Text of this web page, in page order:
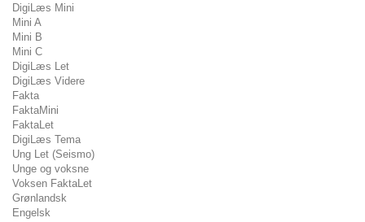
DigiLæs Mini
Mini A
Mini B
Mini C
DigiLæs Let
DigiLæs Videre
Fakta
FaktaMini
FaktaLet
DigiLæs Tema
Ung Let (Seismo)
Unge og voksne
Voksen FaktaLet
Grønlandsk
Engelsk